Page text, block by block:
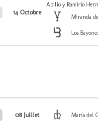
14 Octobre
Abilio y Ramirio
Miranda
Los
08 Juillet María del